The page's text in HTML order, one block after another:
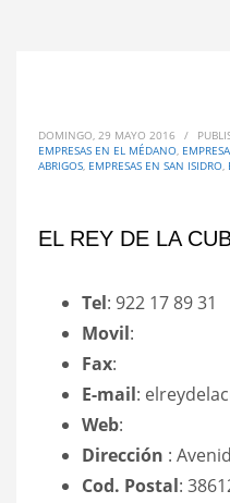
DOMINGO, 29 MAYO 2016 /
EMPRESAS EN EL MÉDANO,
ABRIGOS, EMPRESAS EN SAN ISIDRO,
EL REY DE LA
Tel: 922 17 89 31
Movil:
Fax:
E-mail:
Web:
Dirección :
Cod. Postal: